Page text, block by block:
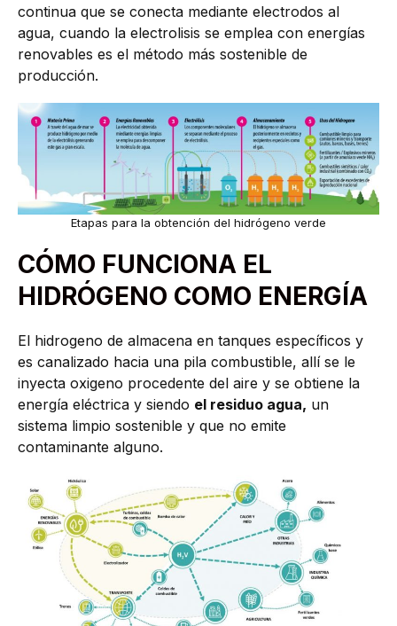
continua que se conecta mediante electrodos al
agua, cuando la electrolisis se emplea con energías
renovables es el método más sostenible de
producción.
Etapas para la obtención del hidrógeno verde
CÓMO FUNCIONA EL
HIDRÓGENO COMO ENERGÍA
El hidrogeno de almacena en tanques específicos y
es canalizado hacia una pila combustible, allí se le
inyecta oxigeno procedente del aire y se obtiene la
energía eléctrica y siendo el residuo agua, un
sistema limpio sostenible y que no emite
contaminante alguno.